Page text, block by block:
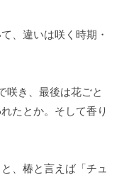
、違いは咲く時期・
咲き、最後は花ごと
たとか。そして香り
、椿と言えば「チュ